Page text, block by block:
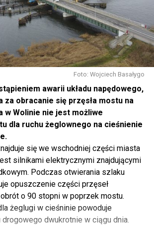
Foto: Wojciech Basałygo
awarii układu napędowego,
za obracanie się przęsła mostu na
w Wolinie nie jest możliwe
dla ruchu żeglownego na cieśnienie
się we wschodniej części miasta
silnikami elektrycznymi znajdującymi
Podczas otwierania szlaku
opuszczenie części przęseł
o 90 stopni w poprzek mostu.
żeglugi w cieśninie powoduje
drogowego dwukrotnie w ciągu dnia.